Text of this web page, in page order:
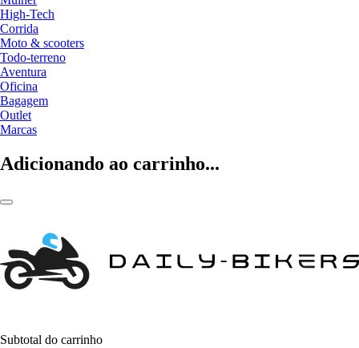
High-Tech
Corrida
Moto & scooters
Todo-terreno
Aventura
Oficina
Bagagem
Outlet
Marcas
Adicionando ao carrinho...
Subtotal do carrinho